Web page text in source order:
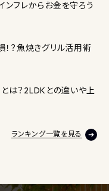
ンフレからお金を守ろう
？魚焼きグリル活用術
は？2LDKとの違いや上
ランキング一覧を見る